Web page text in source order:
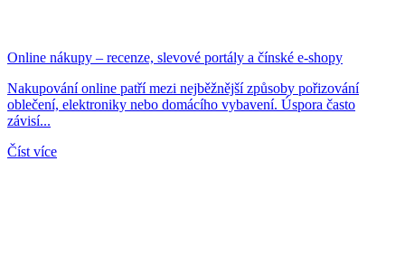
Online nákupy – recenze, slevové portály a čínské e-shopy
Nakupování online patří mezi nejběžnější způsoby pořizování
oblečení, elektroniky nebo domácího vybavení. Úspora často
závisí...
Číst více